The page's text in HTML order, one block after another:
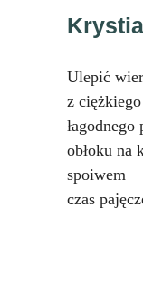
Ulepić
z
obłoku na
spoiwem
czas